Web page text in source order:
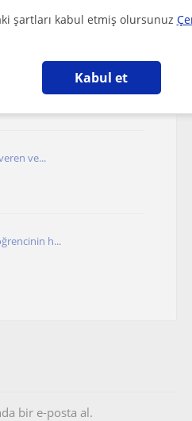
şartları kabul etmiş olursunuz
Kabul et
ver...
ve...
h...
bir e-posta al.